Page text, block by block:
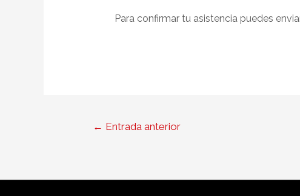
Para confirmar tu asistencia puedes
← Entrada anterior